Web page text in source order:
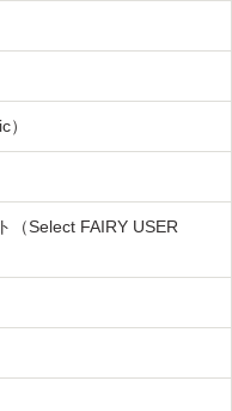
（Select FAIRY USER